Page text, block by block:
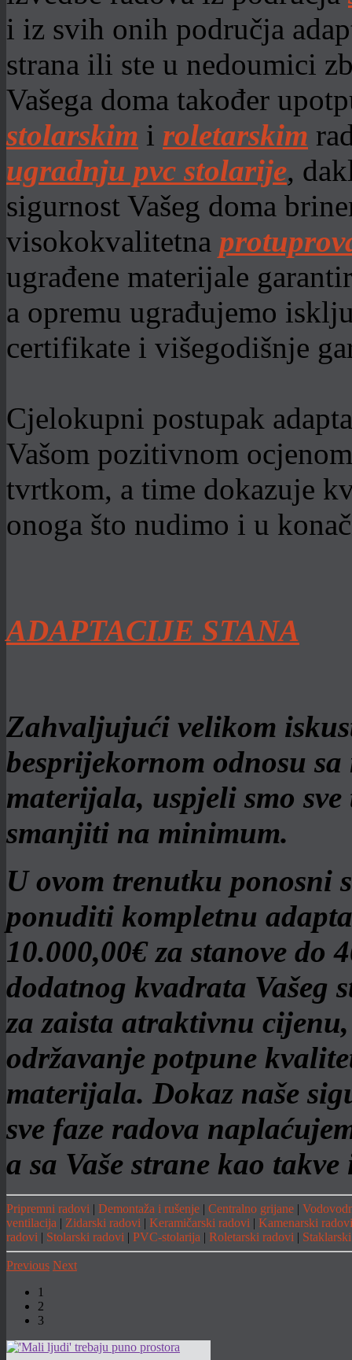
i iz svih onih područja
strana ili ste u nedoumici
Vašega doma također
stolarskim i roletarskim
ugradnju pvc stolarije,
sigurnost Vašeg doma
visokokvalitetna
ugrađene materijale
a opremu ugrađujemo
certifikate i višegodišnje
Cjelokupni postupak
Vašom pozitivnom
tvrtkom, a time dokazuje
onoga što nudimo i u
ADAPTACIJE STANA
Zahvaljujući velikom
besprijekornom odnosu
materijala, uspjeli smo
smanjiti na minimum.
U ovom trenutku ponosni
ponuditi kompletnu
10.000,00€ za stanove do
dodatnog kvadrata Vašeg
za zaista atraktivnu
održavanje potpune
materijala. Dokaz naše
sve faze radova
a sa Vaše strane kao
Pripremni radovi | Demontaža i rušenje | Centralno grijane |
ventilacija | Zidarski radovi | Keramičarski radovi | Kamenarski radovi
radovi | Stolarski radovi | PVC-stolarija | Roletarski radovi |
Previous Next
1
2
3